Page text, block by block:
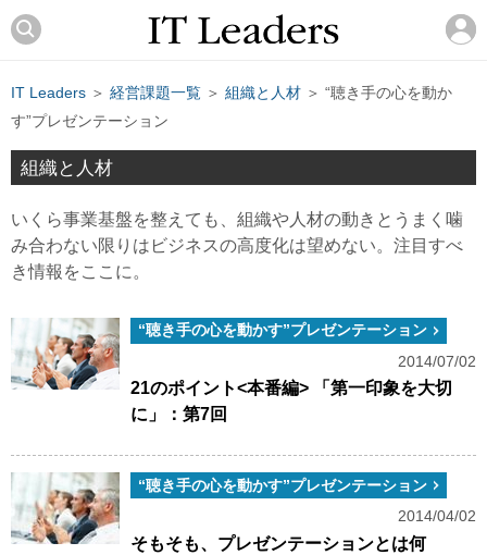
IT Leaders ＞ 経営課題一覧 ＞ 組織と人材 ＞ “聴き手の心を動か
す”プレゼンテーション
組織と人材
いくら事業基盤を整えても、組織や人材の動きとうまく噛
み合わない限りはビジネスの高度化は望めない。注目すべ
き情報をここに。
“聴き手の心を動かす”プレゼンテーション
2014/07/02
21のポイント<本番編> 「第一印象を大切
に」：第7回
“聴き手の心を動かす”プレゼンテーション
2014/04/02
そもそも、プレゼンテーションとは何